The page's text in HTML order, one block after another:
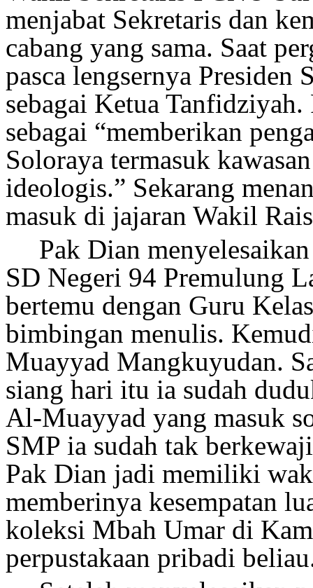
menjabat Sekretaris dan
cabang yang sama. Saat
pasca lengsernya Presiden
sebagai Ketua
sebagai “memberikan
Soloraya termasuk
ideologis.” Sekarang
masuk di jajaran Wakil
Pak Dian
SD Negeri 94 Premulung
bertemu dengan Guru
bimbingan menulis.
Muayyad Mangkuyudan.
siang hari itu ia sudah
Al-Muayyad yang masuk
SMP ia sudah tak
Pak Dian jadi memiliki
memberinya kesempatan
koleksi Mbah Umar di
perpustakaan pribadi